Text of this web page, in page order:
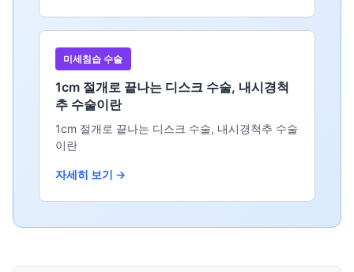
미세침습 수술
1cm 절개로 끝나는 디스크 수술, 내시경척
추 수술이란
1cm 절개로 끝나는 디스크 수술, 내시경척추 수술
이란
자세히 보기 →